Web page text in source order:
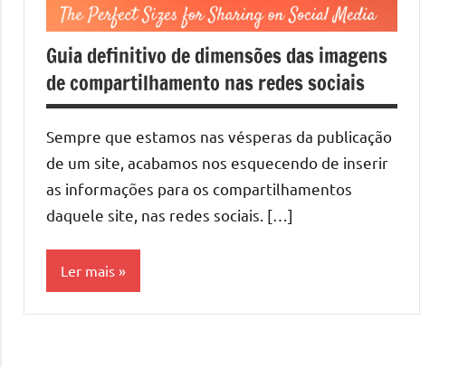
Guia definitivo de dimensões das imagens
de compartilhamento nas redes sociais
Sempre que estamos nas vésperas da publicação
de um site, acabamos nos esquecendo de inserir
as informações para os compartilhamentos
daquele site, nas redes sociais. […]
Ler mais